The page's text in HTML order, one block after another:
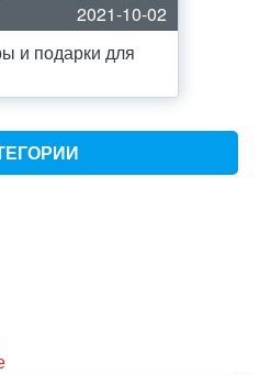
2021-10-02
и подарки для